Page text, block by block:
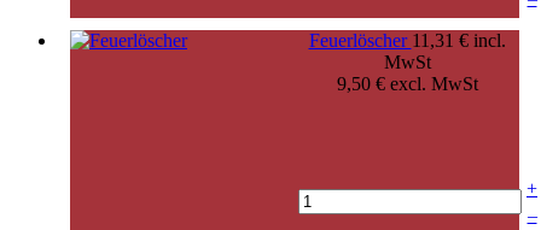
Feuerlöscher 11,31 € incl.
MwSt
9,50 € excl. MwSt
+
–